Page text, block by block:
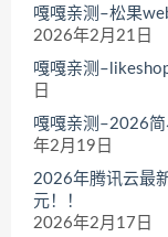
嘎嘎亲测–松果
2026年2月21日
嘎嘎亲测
日
嘎嘎亲测–2026
年2月19日
2026年腾讯云最
元！！
2026年2月17日